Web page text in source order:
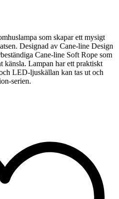
som skapar ett mysigt
Designad av Cane-line Design
Cane-line Soft Rope som
känsla. Lampan har ett praktiskt
LED-ljuskällan kan tas ut och
serien.